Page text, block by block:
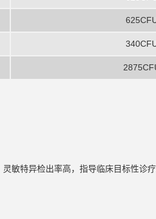
敏特异检出率高，指导临床目标性诊疗